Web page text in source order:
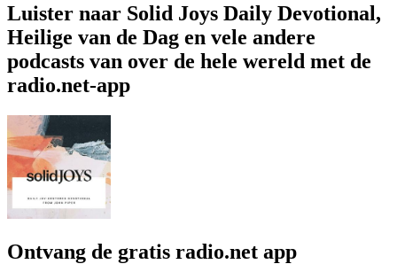
Luister naar Solid Joys Daily Devotional,
Heilige van de Dag en vele andere
podcasts van over de hele wereld met de
radio.net-app
Ontvang de gratis radio.net app